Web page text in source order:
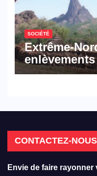
SOCIÉTÉ
Extrême-
308
CONTACTEZ-NOUS
Envie de faire